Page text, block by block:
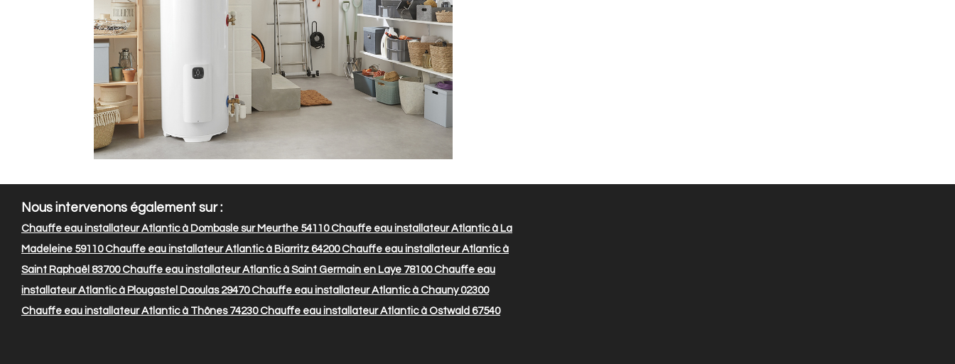
Nous intervenons également sur :
Chauffe eau installateur Atlantic à Dombasle sur Meurthe 54110Chauffe eau installateur Atlantic à La
Madeleine 59110Chauffe eau installateur Atlantic à Biarritz 64200Chauffe eau installateur Atlantic à
Saint Raphaël 83700Chauffe eau installateur Atlantic à Saint Germain en Laye 78100Chauffe eau
installateur Atlantic à Plougastel Daoulas 29470Chauffe eau installateur Atlantic à Chauny 02300
Chauffe eau installateur Atlantic à Thônes 74230Chauffe eau installateur Atlantic à Ostwald 67540